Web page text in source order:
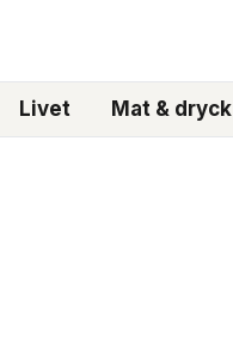
Livet Mat & dryck